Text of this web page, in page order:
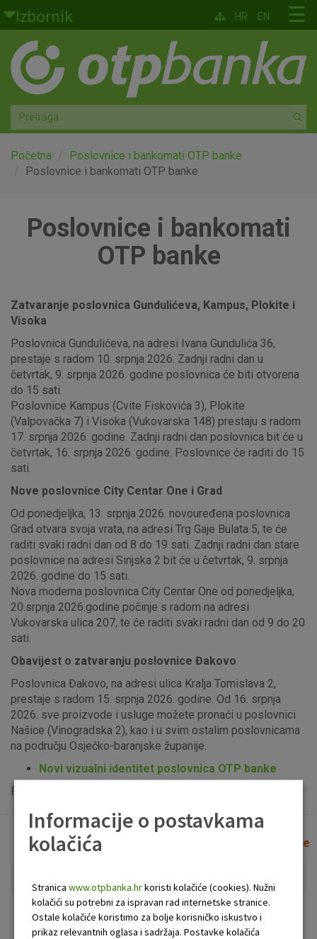
Skoči na glavni sadržaj
Izbornik
Građani
Privatno bankarstvo
Agro
Mala poduzeća i obrtnici
Globalna tržišta
☰
HR EN
Početna
Poslovnice i bankomati OTP banke
Poslovnice i bankomati OTP banke
Poslovnice i bankomati
OTP banke
Zatvaranje poslovnica Gundulićeva, Kampus, Plokite i
Visoka
Poslovnica Gundulićeva, na adresi Ivana Gundulića 36,
prestaje s radom 10. srpnja 2026. Zadnji radni dan u
četvrtak, 9. srpnja 2026. godine poslovnica će biti otvorena
do 15 sati.
Poslovnice Kampus (Cvite Fiskovića 3), Plokite
(Valpovačka 7) i Visoka (Vukovarska 148) prestaju s radom
17. srpnja 2026. godine. Zadnji radni dan poslovnica bit će u
četvrtak, 16. srpnja 2026. godine. Poslovnice će raditi do 15
sati.
Nove poslovnice City Centar One i Grad
Od ponedjeljka, 13. srpnja 2026. novouređena poslovnica
Grad otvara svoja vrata, na adresi Trg Gaje Bulata 5, te će
raditi svaki radni dan od 8 do 19 sati. Zadnji radni dan stare
poslovnice na adresi Sinjska 2 bit će u četvrtak, 9. srpnja
2026. godine do 15 sati.
Nova moderna poslovnica City Centar One od ponedjeljka,
20.srpnja 2026.godine počinje s radom na adresi
Vukovarska ulica 207, te će raditi svaki radni dan od 9 do 20
sati.
Obavijest o zatvaranju poslovnice Đakovo
Poslovnica Đakovo, na adresi ulica Kralja Tomislava 2,
prestaje s radom 15. srpnja 2026. godine. Od 16. srpnja
2026. sve proizvode i usluge možete pronaći u poslovnici
Našice (Vinogradska 2), kao i u svim ostalim poslovnicama
na području Osječko-baranjske županije.
Novi vizualni identitet poslovnica OTP banke
Popis uplatno-isplatnih bankomata možete vidjeti
Lista poslovnica i bankomata Očisti filtere
Bankomat Poslovnica
Informacije o postavkama
kolačića
Stranica www.otpbanka.hrkoristi kolačiće (cookies). Nužni
kolačići su potrebni za ispravan rad internetske stranice.
Ostale kolačiće koristimo za bolje korisničko iskustvo i
prikaz relevantnih oglasa i sadržaja. Postavke kolačića